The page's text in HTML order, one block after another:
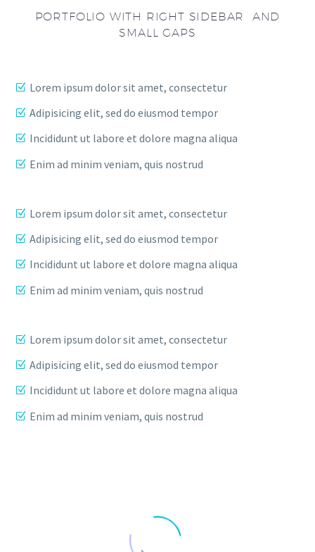
PORTFOLIO WITH RIGHT SIDEBAR AND
SMALL GAPS
Lorem ipsum dolor sit amet, consectetur
Adipisicing elit, sed do eiusmod tempor
Incididunt ut labore et dolore magna aliqua
Enim ad minim veniam, quis nostrud
Lorem ipsum dolor sit amet, consectetur
Adipisicing elit, sed do eiusmod tempor
Incididunt ut labore et dolore magna aliqua
Enim ad minim veniam, quis nostrud
Lorem ipsum dolor sit amet, consectetur
Adipisicing elit, sed do eiusmod tempor
Incididunt ut labore et dolore magna aliqua
Enim ad minim veniam, quis nostrud